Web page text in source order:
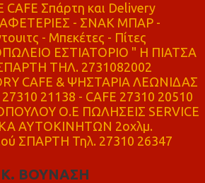
CAFE Σπάρτη και Delivery
- ΣΝΑΚ ΜΠΑΡ -
- Μπεκέτες - Πίτες
ΕΣΤΙΑΤΟΡΙΟ " Η ΠΙΑΤΣΑ
ΤΗΛ. 2731082002
CAFE & ΨΗΣΤΑΡΙΑ ΛΕΩΝΙΔΑΣ
21138 - CAFE 27310 20510
Ο.Ε ΠΩΛΗΣΕΙΣ SERVICE
ΑΥΤΟΚΙΝΗΤΩΝ 2οχλμ.
ΣΠΑΡΤΗ Τηλ. 27310 26347
ΒΟΥΝΑΣΗ